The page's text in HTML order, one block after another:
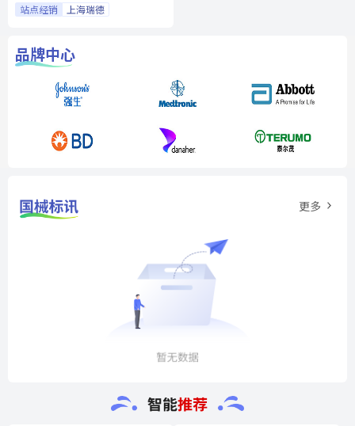
站点经销 上海瑞德
品牌中心